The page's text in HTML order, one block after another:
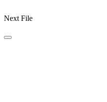
Next File